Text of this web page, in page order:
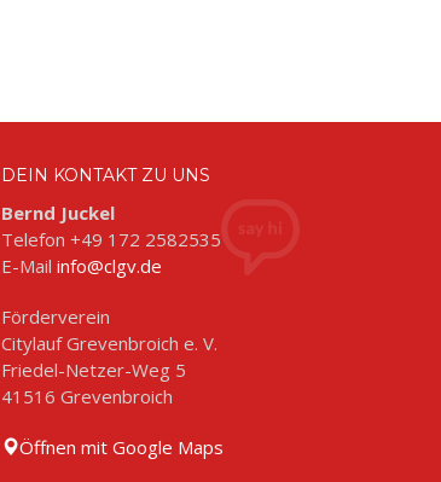
DEIN KONTAKT ZU UNS
Bernd Juckel
Telefon +49 172 2582535
E-Mail info@clgv.de
Förderverein
Citylauf Grevenbroich e. V.
Friedel-Netzer-Weg 5
41516 Grevenbroich
Öffnen mit Google Maps